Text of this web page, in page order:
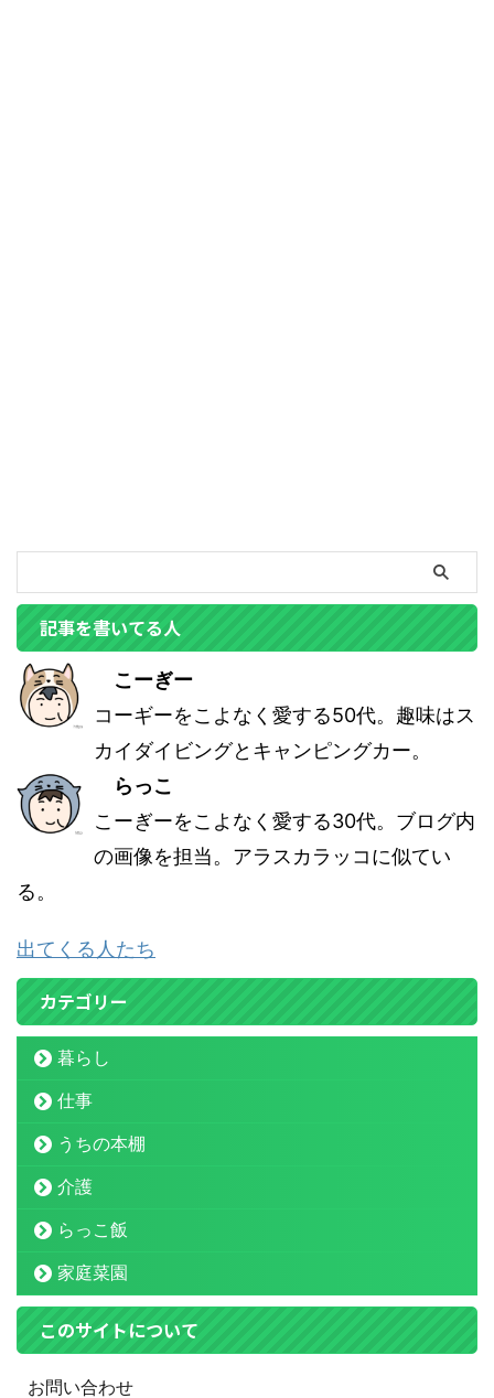
記事を書いてる人
こーぎー
コーギーをこよなく愛する50代。趣味はス
カイダイビングとキャンピングカー。
らっこ
こーぎーをこよなく愛する30代。ブログ内
の画像を担当。アラスカラッコに似てい
る。
出てくる人たち
カテゴリー
暮らし
仕事
うちの本棚
介護
らっこ飯
家庭菜園
このサイトについて
お問い合わせ